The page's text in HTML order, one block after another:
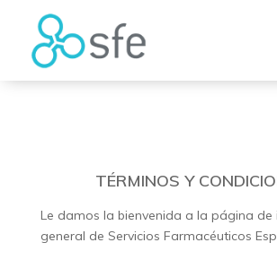
TÉRMINOS Y
Le damos la bienvenida a la página de
general de Servicios Farmacéuticos